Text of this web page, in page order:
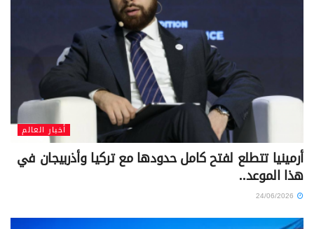
أخبار العالم
أرمينيا تتطلع لفتح كامل حدودها مع تركيا وأذربيجان في
هذا الموعد..